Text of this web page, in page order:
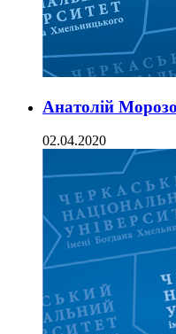
Анатолій
02.04.2020